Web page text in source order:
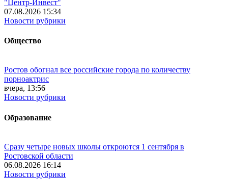
"Центр-Инвест"
07.08.2026 15:34
Новости рубрики
Общество
Ростов обогнал все российские города по количеству
порноактрис
вчера, 13:56
Новости рубрики
Образование
Сразу четыре новых школы откроются 1 сентября в
Ростовской области
06.08.2026 16:14
Новости рубрики